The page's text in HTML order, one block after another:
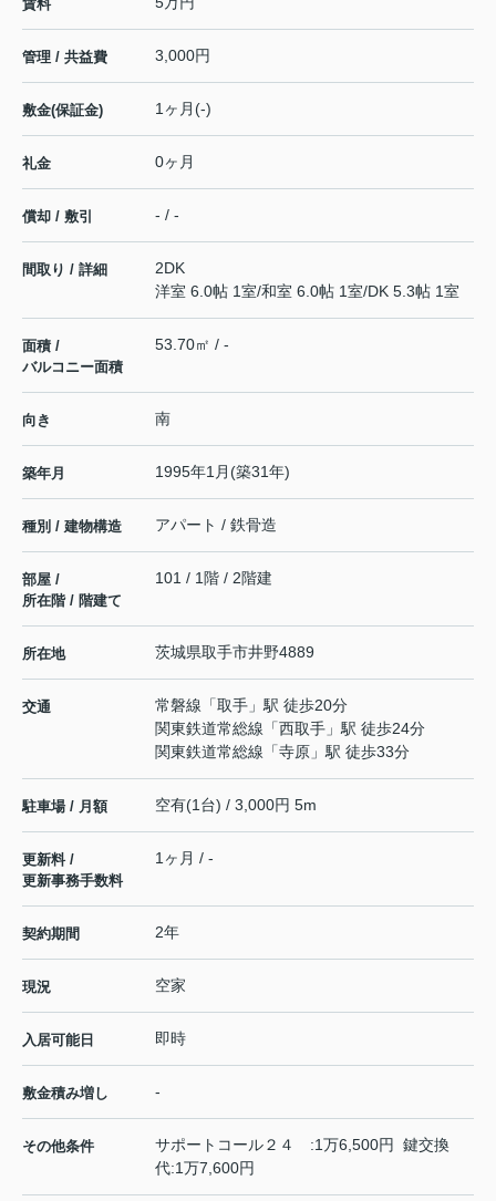
賃料
管理 / 共益費 3,000円
敷金(保証金) 1ヶ月(-)
礼金 0ヶ月
償却 / 敷引 - / -
間取り / 詳細
2DK
洋室 6.0帖 1室/和室 6.0帖 1室/DK 5.3帖 1室
面積 /
バルコニー面積
53.70㎡ / -
向き 南
築年月 1995年1月(築31年)
種別 / 建物構造 アパート / 鉄骨造
部屋 /
所在階 / 階建て
101 / 1階 / 2階建
所在地 茨城県取手市井野4889
交通 常磐線 「取手 」駅 徒歩20分
関東鉄道常総線 「西取手 」駅 徒歩24分
関東鉄道常総線 「寺原 」駅 徒歩33分
駐車場 / 月額 空有(1台) / 3,000円 5m
更新料 /
更新事務手数料
1ヶ月 / -
契約期間 2年
現況 空家
入居可能日 即時
敷金積み増し -
その他条件
サポートコール２４ :1万6,500円 鍵交換
代:1万7,600円